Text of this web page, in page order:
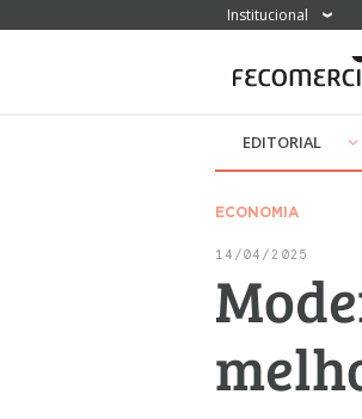
Institucional
EDITORIAL
ECONOMIA
14/04/2025